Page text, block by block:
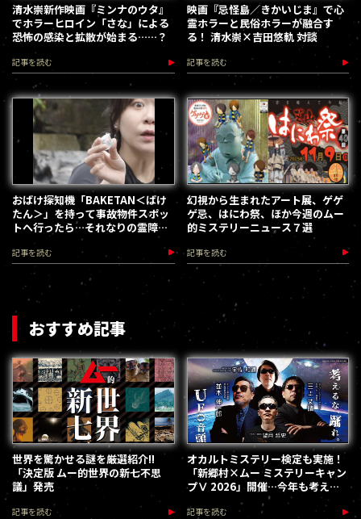
清水崇新作映画『ミンナのウタ』
でホラーヒロイン「さな」による
恐怖の感染と拡散が始まる……？
記事を読む
映画『忌怪島／きかいじま』で心
霊ホラーと民俗ホラーが融合す
る！ 清水崇×吉田悠軌 対談
記事を読む
おばけ探知機「BAKETAN＜ばけ
たん＞」を持って事故物件スポッ
トへ行ったら…それなりの霊障を
体験したレポート
記事を読む
幻視から生まれたアート展、ゲゲ
ゲ忌、はにわ祭、ほか今週のムー
的ミステリーニュース７選
記事を読む
おすすめ記事
世界を驚かせる謎を厳選紹介!!
「決定版 ムー的世界の新七不思
議」発売
記事を読む
オカルトミステリー検定も実施！
「新郷村×ムー ミステリーキャン
プⅤ 2026」開催…今年も考える
な、踊れ！（2026.9.12）
記事を読む